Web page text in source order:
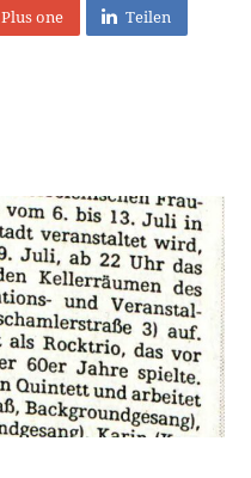
Plus one Teilen